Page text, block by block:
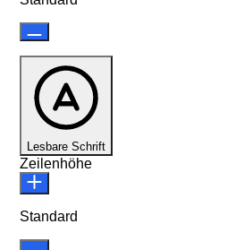
Lesbare Schrift
Zeilenhöhe
Standard